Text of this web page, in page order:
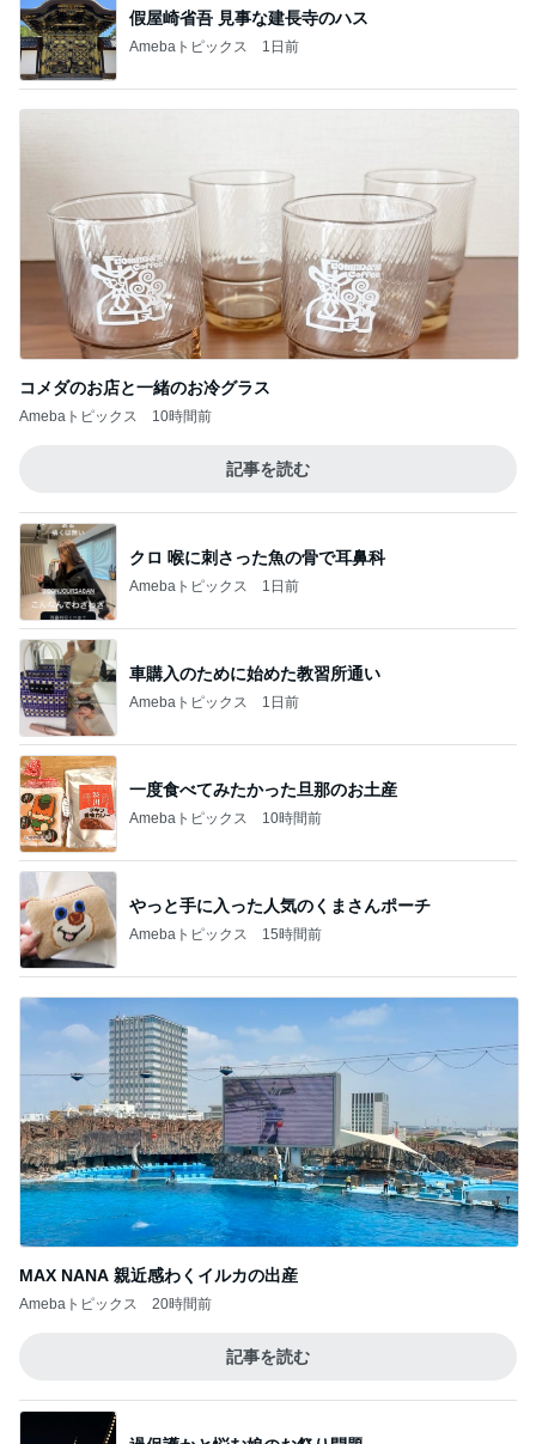
假屋崎省吾 見事な建長寺のハス
Amebaトピックス 1日前
コメダのお店と一緒のお冷グラス
Amebaトピックス 10時間前
記事を読む
クロ 喉に刺さった魚の骨で耳鼻科
Amebaトピックス 1日前
車購入のために始めた教習所通い
Amebaトピックス 1日前
一度食べてみたかった旦那のお土産
Amebaトピックス 10時間前
やっと手に入った人気のくまさんポーチ
Amebaトピックス 15時間前
MAX NANA 親近感わくイルカの出産
Amebaトピックス 20時間前
記事を読む